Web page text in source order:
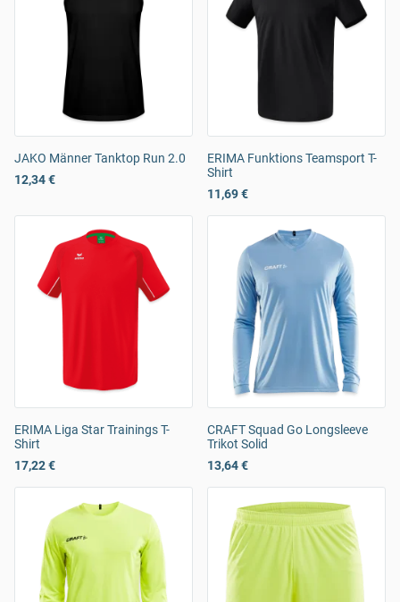
JAKO Männer Tanktop Run 2.0
12,34 €
ERIMA Funktions Teamsport T-
Shirt
11,69 €
ERIMA Liga Star Trainings T-
Shirt
17,22 €
CRAFT Squad Go Longsleeve
Trikot Solid
13,64 €